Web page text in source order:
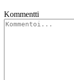
Kommentti